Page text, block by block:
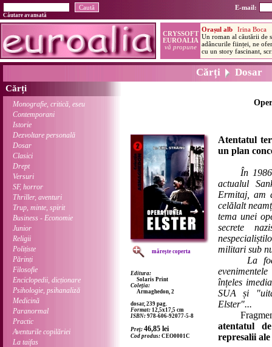
E-mail:
Căutare avansată
Cărți Dosar
Cărți
Monografie, critică, eseu
Contemporani
Istorie
Dezvoltare personală
Dosar
Clasici
Drept
Versuri
SF, horror
Thriller, aventuri
Trup, minte, spirit
Business - Economie
Junior
Religii
Polițiste
Părinți
Filosofie
Enciclopedii, dicționare
Psihologie, psihanaliză
Medicină
Paranormal
Practic
Aventurile copilăriei
La taifas
mărește coperta
Editura:
Solaris Print
Coleția:
Armaghedon, 2
dosar, 239 pag.
Format: 12,5x17,5 cm
ISBN: 978-606-92077-5-8
Preț: 46,85 lei
Cod produs: CEO0001C
Atentatul
un plan
În
actualul
Ermitaj, am
celălalt
tema unei
secrete
militari sub
La foarte
înțeles
SUA și
Elster"...
atentatul
represalii